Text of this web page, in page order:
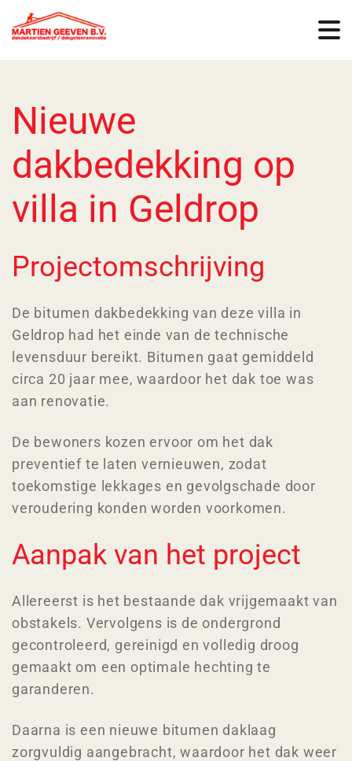
Nieuwe
dakbedekking op
villa in Geldrop
Projectomschrijving
De bitumen dakbedekking van deze villa in
Geldrop had het einde van de technische
levensduur bereikt. Bitumen gaat gemiddeld
circa 20 jaar mee, waardoor het dak toe was
aan renovatie.
De bewoners kozen ervoor om het dak
preventief te laten vernieuwen, zodat
toekomstige lekkages en gevolgschade door
veroudering konden worden voorkomen.
Aanpak van het project
Allereerst is het bestaande dak vrijgemaakt van
obstakels. Vervolgens is de ondergrond
gecontroleerd, gereinigd en volledig droog
gemaakt om een optimale hechting te
garanderen.
Daarna is een nieuwe bitumen daklaag
zorgvuldig aangebracht, waardoor het dak weer